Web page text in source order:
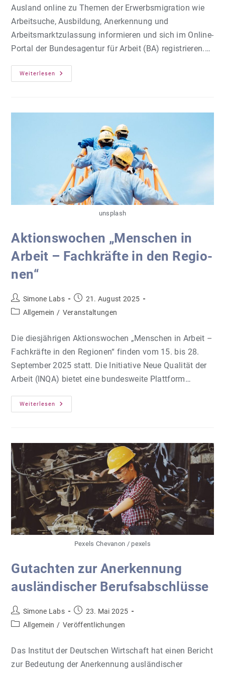
Ausland online zu Themen der Erwerbsmigration wie
Arbeitsuche, Ausbildung, Anerkennung und
Arbeitsmarktzulassung informieren und sich im Online-
Portal der Bundesagentur für Arbeit (BA) registrieren.…
Weiterlesen
Bundesagentur
Für
unsplash
Ak­ti­ons­wo­chen „Men­schen in
Ar­beit – Fach­kräf­te in den Re­gio­
nen“
Beitrags-
Autor:
Simone Labs
Beitrag
veröffentlicht:
21. August 2025
Beitrags-
Allgemein / Veranstaltungen
Die diesjährigen Aktionswochen „Menschen in Arbeit –
Fachkräfte in den Regionen“ finden vom 15. bis 28.
September 2025 statt. Die Initiative Neue Qualität der
Arbeit (INQA) bietet eine bundesweite Plattform…
Weiterlesen
Ak­
Ti­
Schen
In
Ar­
Beit
–
Fach­
Kräf­
Te
In
Den
Re­
Gio­
Nen“
Pexels Chevanon / pexels
Gutachten zur Anerkennung
ausländischer Berufsabschlüsse
Beitrags-
Autor:
Simone Labs
Beitrag
veröffentlicht:
23. Mai 2025
Beitrags-
Allgemein / Veröffentlichungen
Das Institut der Deutschen Wirtschaft hat einen Bericht
zur Bedeutung der Anerkennung ausländischer